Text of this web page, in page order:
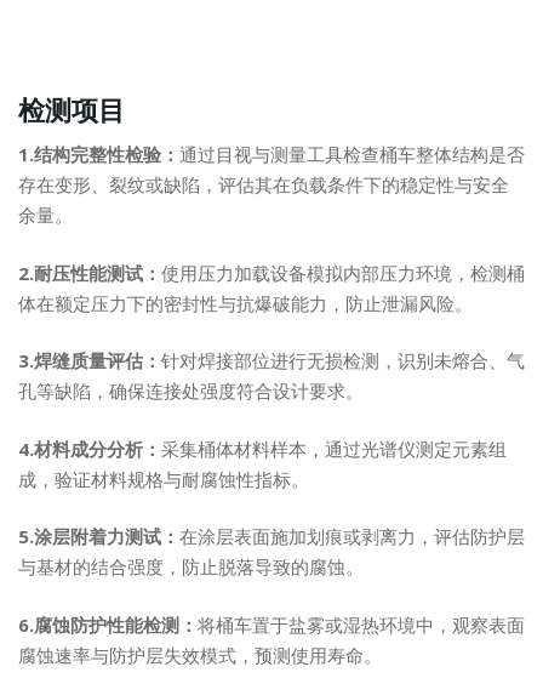
检测项目
1.结构完整性检验： 通过目视与测量工具检查桶车整体结构是否
存在变形、裂纹或缺陷，评估其在负载条件下的稳定性与安全
余量。
2.耐压性能测试： 使用压力加载设备模拟内部压力环境，检测桶
体在额定压力下的密封性与抗爆破能力，防止泄漏风险。
3.焊缝质量评估： 针对焊接部位进行无损检测，识别未熔合、气
孔等缺陷，确保连接处强度符合设计要求。
4.材料成分分析： 采集桶体材料样本，通过光谱仪测定元素组
成，验证材料规格与耐腐蚀性指标。
5.涂层附着力测试： 在涂层表面施加划痕或剥离力，评估防护层
与基材的结合强度，防止脱落导致的腐蚀。
6.腐蚀防护性能检测： 将桶车置于盐雾或湿热环境中，观察表面
腐蚀速率与防护层失效模式，预测使用寿命。